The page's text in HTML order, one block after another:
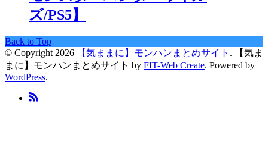
ズ/PS5】
Back to Top
© Copyright 2026
【気ままに】モンハンまとめサイト .
【気ま
まに】モンハンまとめサイト by FIT-Web Create. Powered by
WordPress.